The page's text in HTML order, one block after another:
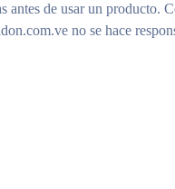
de usar un producto.
no se hace